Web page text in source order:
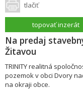
tlačiť
topovať inzerát
Na predaj
Žitavou
TRINITY realitná
pozemok v obci Dvory
na okraji obce.